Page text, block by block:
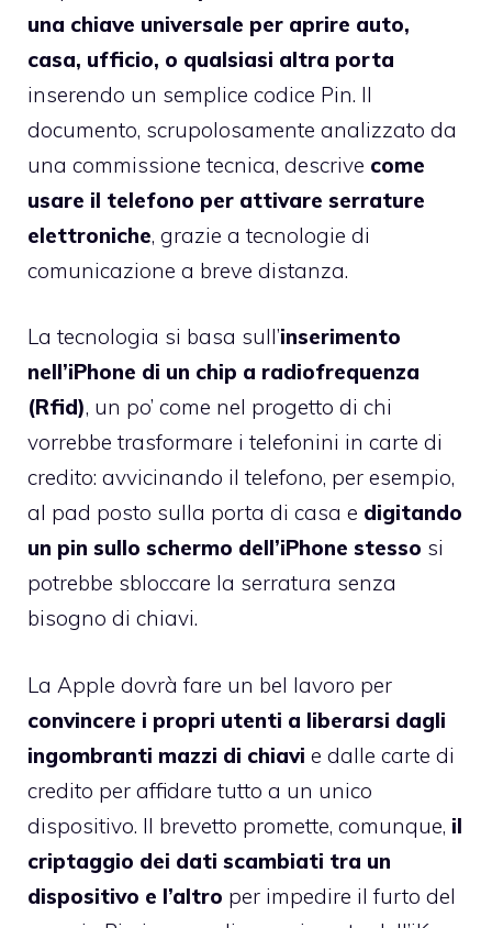
una chiave universale per aprire auto,
casa, ufficio, o qualsiasi altra porta
inserendo un semplice codice Pin. Il
documento, scrupolosamente analizzato da
una commissione tecnica, descrive come
usare il telefono per attivare serrature
elettroniche, grazie a tecnologie di
comunicazione a breve distanza.
La tecnologia si basa sull’inserimento
nell’iPhone di un chip a radiofrequenza
(Rfid), un po’ come nel progetto di chi
vorrebbe trasformare i telefonini in carte di
credito: avvicinando il telefono, per esempio,
al pad posto sulla porta di casa e digitando
un pin sullo schermo dell’iPhone stesso si
potrebbe sbloccare la serratura senza
bisogno di chiavi.
La Apple dovrà fare un bel lavoro per
convincere i propri utenti a liberarsi dagli
ingombranti mazzi di chiavi e dalle carte di
credito per affidare tutto a un unico
dispositivo. Il brevetto promette, comunque, il
criptaggio dei dati scambiati tra un
dispositivo e l’altro per impedire il furto del